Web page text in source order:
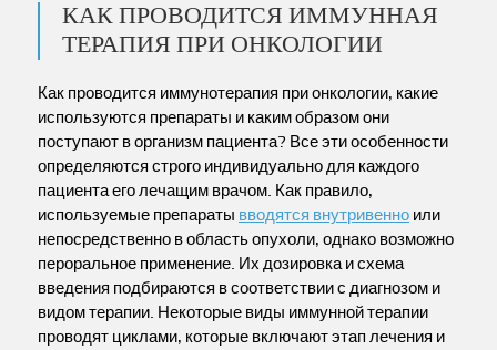
КАК ПРОВОДИТСЯ ИММУННАЯ
ТЕРАПИЯ ПРИ ОНКОЛОГИИ
Как проводится иммунотерапия при онкологии, какие
используются препараты и каким образом они
поступают в организм пациента? Все эти особенности
определяются строго индивидуально для каждого
пациента его лечащим врачом. Как правило,
используемые препараты вводятся внутривенно или
непосредственно в область опухоли, однако возможно
пероральное применение. Их дозировка и схема
введения подбираются в соответствии с диагнозом и
видом терапии. Некоторые виды иммунной терапии
проводят циклами, которые включают этап лечения и